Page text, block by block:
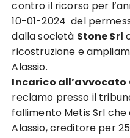
contro il ricorso per
10-01-2024 del
dalla società Stone Srl
ricostruzione e
Alassio.
Incarico all’avvocato
reclamo presso il
fallimento Metis Srl che
Alassio, creditore per